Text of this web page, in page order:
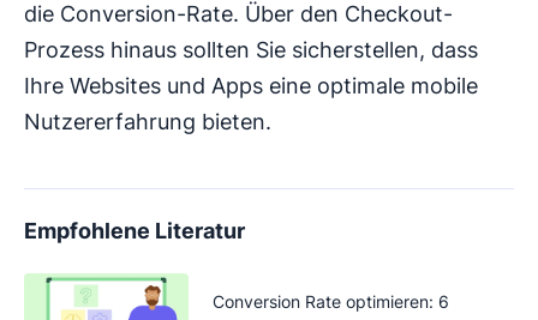
die Conversion-Rate. Über den Checkout-
Prozess hinaus sollten Sie sicherstellen, dass
Ihre Websites und Apps eine optimale mobile
Nutzererfahrung bieten.
Empfohlene Literatur
Conversion Rate optimieren: 6